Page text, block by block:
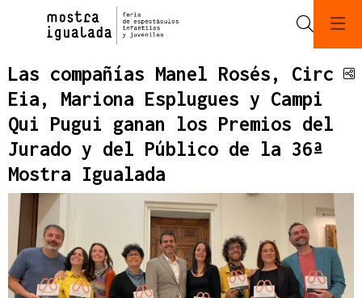
Las compañías Manel Rosés, Circ
Eia, Mariona Esplugues y Campi
Qui Pugui ganan los Premios del
Jurado y del Público de la 36ª
Mostra Igualada